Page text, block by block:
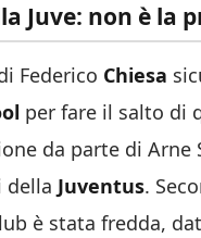
Juve: non è
Federico Chiesa
per fare il salto di
da parte di Arne
della Juventus.
è stata fredda,